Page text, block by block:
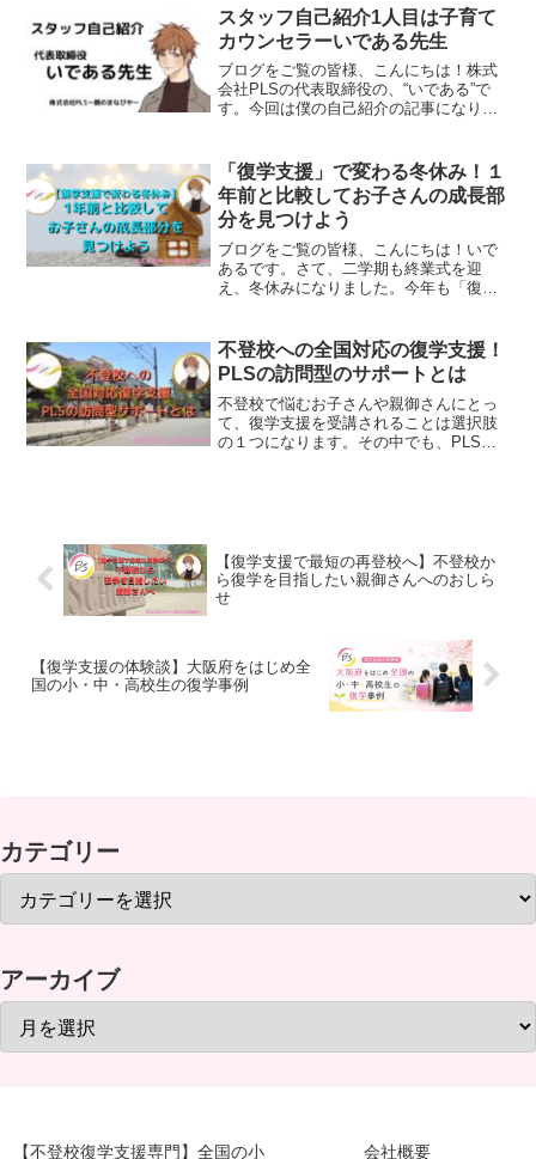
けています。給食はお子さんの成長に必
要な栄養を考慮して作られ...
スタッフ自己紹介1人目は子育て
カウンセラーいである先生
ブログをご覧の皆様、こんにちは！株式
会社PLSの代表取締役の、“いである”で
す。今回は僕の自己紹介の記事になりま
しいです。この機会に僕のことをもっと
知っていただけたらと...
「復学支援」で変わる冬休み！１
年前と比較してお子さんの成長部
分を見つけよう
ブログをご覧の皆様、こんにちは！いで
あるです。さて、二学期も終業式を迎
え、冬休みになりました。今年も「復学
たくさんいただいております。11月〜12
月に復学されたばかりの...
不登校への全国対応の復学支援！
PLSの訪問型のサポートとは
不登校で悩むお子さんや親御さんにとっ
て、復学支援を受講されることは選択肢
の１つになります。その中でも、PLSの
【復学支援で最短の再登校へ】不登校か
ら復学を目指したい親御さんへのおしら
せ
【復学支援の体験談】大阪府をはじめ全
国の小・中・高校生の復学事例
カテゴリー
アーカイブ
【不登校復学支援専門】全国の小 会社概要